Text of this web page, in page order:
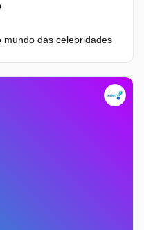
das celebridades